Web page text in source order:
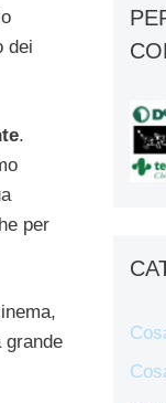
dei
.
per
grande